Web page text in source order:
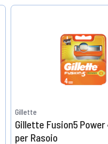
Gillette
Gillette Fusion5 Power
per Rasoio